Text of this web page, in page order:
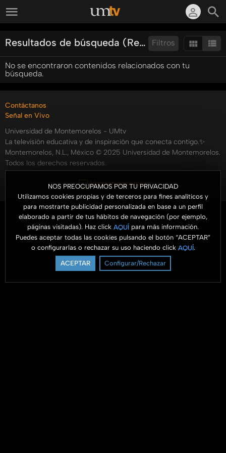
NOS PREOCUPAMOS POR TU PRIVACIDAD
Utilizamos cookies propias y de terceros para fines analíticos y
para mostrarte publicidad personalizada en base a un perfil
elaborado a partir de tus hábitos de navegación (por ejemplo,
páginas visitadas). Haz click AQUÍ para más información.
Puedes aceptar todas las cookies pulsando el botón “ACEPTAR”
o configurarlas o rechazar su uso haciendo click AQUÍ.
ACEPTAR Configurar/Rechazar
Filtros
Resultados de búsqueda (Resumen)
Ordenar por:
No se encontraron contenidos relacionados con tu
búsqueda.
Contáctanos
Señal en Vivo
Universidad de Montemorelos - UMtv
La televisión educativa y de inspiración que conecta contigo.✨
Montemorelos, N.L., México © 2025 Universidad de Montemorelos.
Todos los derechos reservados.
Versión escritorio